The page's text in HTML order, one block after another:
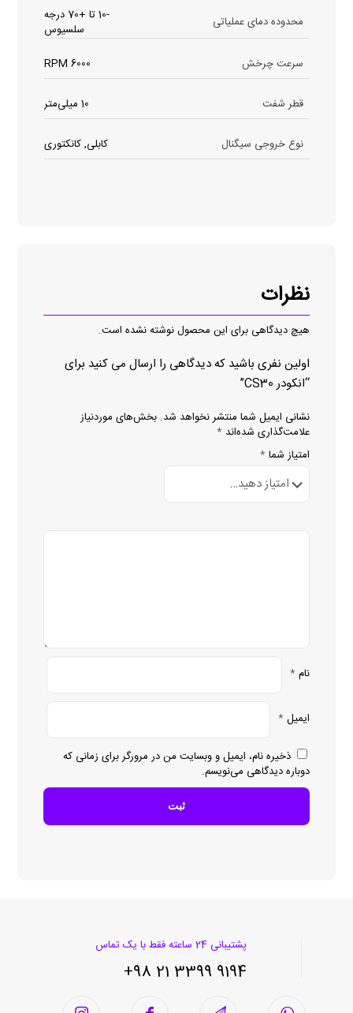
محدوده دمای عملیاتی
-10 تا +70 درجه
سلسیوس
سرعت چرخش
6000 RPM
قطر شفت 10 میلی‌متر
نوع خروجی سیگنال کابلی, کانکتوری
نظرات
هیچ دیدگاهی برای این محصول نوشته نشده است.
اولین نفری باشید که دیدگاهی را ارسال می کنید برای
“انکودر CS30”
نشانی ایمیل شما منتشر نخواهد شد. بخش‌های موردنیاز
علامت‌گذاری شده‌اند *
امتیاز شما *
نام *
ایمیل *
ذخیره نام، ایمیل و وبسایت من در مرورگر برای زمانی که
دوباره دیدگاهی می‌نویسم.
پشتیبانی 24 ساعته فقط با یک تماس
9194 3399 21 98+